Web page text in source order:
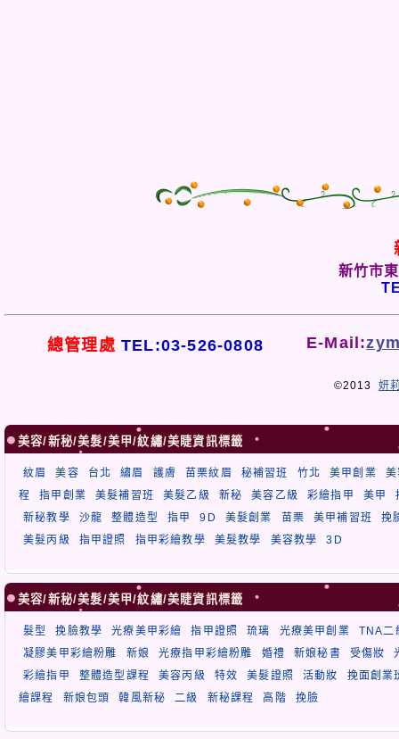
新竹市
總管理處 TEL:03-526-0808 E-Mail:
©2013 妍
美容/新秘/美髮/美甲/紋繡/美睫資訊標籤
紋眉 美容 台北 繡眉 護膚 苗栗紋眉 秘補習班 竹北 美甲創業
程
指甲創業 美髮補習班 美髮乙級 新秘 美容乙級 彩繪指甲 美甲
新秘教學
沙龍 整體造型 指甲 9D 美髮創業 苗栗 美甲補習班
挽
美髮丙級
指甲證照 指甲彩繪教學 美髮教學 美容教學 3D
美容/新秘/美髮/美甲/紋繡/美睫資訊標籤
髮型 挽臉教學 光療美甲彩繪 指甲證照 琉璃 光療美甲創業
TNA二
凝膠美甲彩繪粉雕
新娘 光療指甲彩繪粉雕 婚禮 新娘秘書 受傷妝
彩繪指甲
整體造型課程 美容丙級 特效 美髮證照 活動妝
挽面創業
繪課程
新娘包頭 韓風新秘 二級 新秘課程 高階 挽臉